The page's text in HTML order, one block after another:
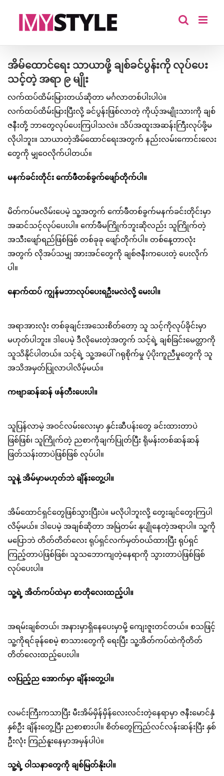
အိမ်ထောင်ရေး သာယာဖို့ ချစ်ခင်ပွန်းကို လုပ်ပေး
သင့်တဲ့ အရာ ၉ မျိုး
လက်ထပ်ထိမ်းမြားတယ်ဆိုတာ မင်္ဂလာတစ်ပါးပါပဲ။
လက်ထပ်ထိမ်းမြားပြီးလို့ ခင်ပွန်းဖြစ်လာတဲ့ ကိုယ့်အမျိုးသားကို ချစ်
ဇနီးတို့ ဘာတွေလုပ်ပေးကြပါသလဲ။ သိပ်အထူးအဆန်းကြီးလုပ်ဖို့မ
လိုပါဘူး။ သာယာတဲ့အိမ်ထောင်ရေးအတွက် နည်းလမ်းကောင်းလေး
တွေကို မျှဝေလိုက်ပါတယ်။
မနက်ခင်းတိုင်း ကော်ဖီတစ်ခွက်ဖျော်တိုက်ပါ။
မိတ်ကပ်မလိမ်းပေမဲ့ သူ့အတွက် ကော်ဖီတစ်ခွက်မနက်ခင်းတိုင်းမှာ
အဆင်သင့်လုပ်ပေးပါ။ ကော်ဖီမကြိုက်ဘူးဆိုလည်း သူကြိုက်တဲ့
အသီးဖျော်ရည်ဖြစ်ဖြစ် တစ်ခုခု ဖျော်တိုက်ပါ။ တစ်နေ့တာလုံး
အတွက် လိုအပ်သမျှ အားအင်တွေကို ချစ်ဇနီးကပေးတဲ့ ပေးလိုက်
ပါ။
နောက်ထပ် ကျွန်မဘာလုပ်ပေးရဦးမလဲလို့ မေးပါ။
အရာအားလုံး တစ်ခုချင်းအသေးစိတ်တော့ သူ သင့်ကိုလုပ်ခိုင်းမှာ
မဟုတ်ပါဘူး။ ဒါပေမဲ့ ဒီလိုမေးတဲ့အတွက် သင့်ရဲ့ ချစ်ခြင်းမေတ္တာကို
သူသိနိုင်ပါတယ်။ သင့်ရဲ့ သူ့အပေါ် ဂရုစိုက်မှု ပံ့ပိုးကူညီမှုတွေကို သူ
အသိအမှတ်ပြုလာပါလိမ့်မယ်။
ကဗျာဆန်ဆန် ဖန်တီးပေးပါ။
သူပြန်လာမဲ့ အဝင်လမ်းလေးမှာ နှင်းဆီပန်းတွေ ခင်းထားတာပဲ
ဖြစ်ဖြစ်၊ သူကြိုက်တဲ့ ညစာကိုချက်ပြုတ်ပြီး ရိုမန်းတစ်ဆန်ဆန်
ဖြတ်သန်းတာပဲဖြစ်ဖြစ် လုပ်ပါ။
သူနဲ့ အိမ်မှာမဟုတ်ဘဲ ချိန်းတွေ့ပါ။
အိမ်ထောင်ရှင်တွေဖြစ်သွားပြီးပဲ။ မလိုပါဘူးလို့ တွေးချင်တွေးကြပါ
လိမ့်မယ်။ ဒါပေမဲ့ အချစ်ဆိုတာ အမြဲတမ်း နုပျိုနေတဲ့အရာပါ။ သူ့ကို
မပြောဘဲ တိတ်တိတ်လေး ရုပ်ရှင်လက်မှတ်ဝယ်ထားပြီး ရုပ်ရှင်
ကြည့်တာပဲဖြစ်ဖြစ်၊ သူသဘောကျတဲ့နေရာကို သွားတာပဲဖြစ်ဖြစ်
လုပ်ပေးပါ။
သူ့ရဲ့ အိတ်ကပ်ထဲမှာ စာတိုလေးထည့်ပါ။
အရမ်းချစ်တယ်၊ အနားမှာရှိနေပေးမှာမို့ ကျေးဇူးတင်တယ်။ စသဖြင့်
သူ့ကိုရင်ခုန်စေမဲ့ စာသားတွေကို ရေးပြီး သူ့အိတ်ကပ်ထဲကိုတိတ်
တိတ်လေးထည့်ပေးပါ။
လပြည့်ည အောက်မှာ ချိန်းတွေ့ပါ။
လမင်းကြီးကသာပြီး မီးအိမ်မှိန်မှိန်လေးလင်းတဲ့နေရာမှာ ဇနီးမောင်နှံ
နှစ်ဦး ချိန်းတွေ့ပြီး ညစာစားပါ။ စိတ်တွေကြည်လင်လန်းဆန်းပြီး နှစ်
ဦးလုံး ကြည်နူးနေမှာအမှန်ပါပဲ။
သူ့ရဲ့ ဝါသနာတွေကို ချစ်မြတ်နိုးပါ။